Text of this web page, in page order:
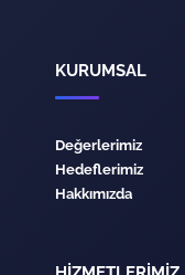
KURUMSAL
Değerlerimiz
Hedeflerimiz
Hakkımızda